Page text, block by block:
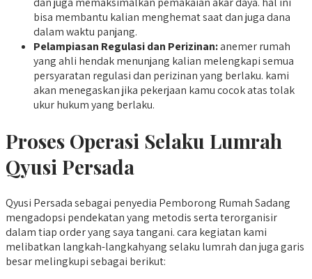
bisa membantu kalian menghemat saat dan juga dana
dalam waktu panjang.
Pelampiasan Regulasi dan Perizinan:anemer rumah
yang ahli hendak menunjang kalian melengkapi semua
persyaratan regulasi dan perizinan yang berlaku. kami
akan menegaskan jika pekerjaan kamu cocok atas tolak
ukur hukum yang berlaku.
Proses Operasi Selaku Lumrah
Qyusi Persada
Qyusi Persada sebagai penyedia Pemborong Rumah Sadang
mengadopsi pendekatan yang metodis serta terorganisir
dalam tiap order yang saya tangani. cara kegiatan kami
melibatkan langkah-langkahyang selaku lumrah dan juga garis
besar melingkupi sebagai berikut: